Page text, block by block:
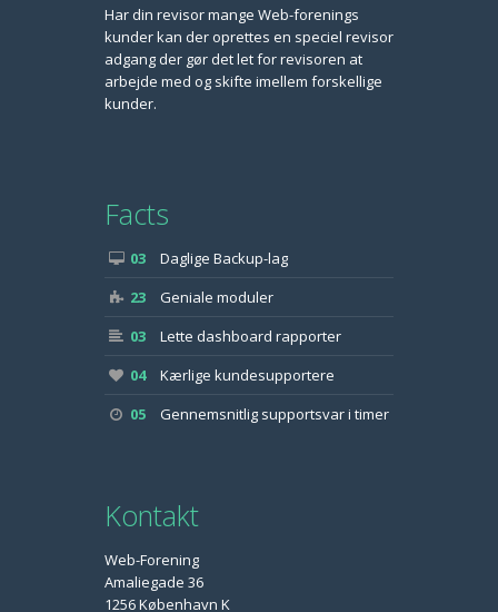
Har din revisor mange Web-forenings
kunder kan der oprettes en speciel revisor
adgang der gør det let for revisoren at
arbejde med og skifte imellem forskellige
kunder.
Facts
03
Daglige Backup-lag
23
Geniale moduler
03
Lette dashboard rapporter
04
Kærlige kundesupportere
05
Gennemsnitlig supportsvar i timer
Kontakt
Web-Forening
Amaliegade 36
1256 København K